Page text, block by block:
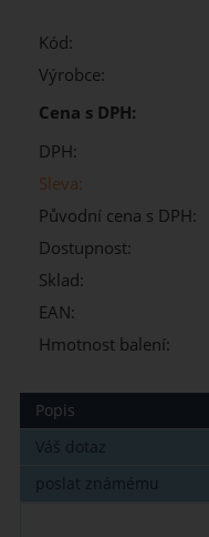
Kód:
Výrobce:
Cena s DPH:
DPH:
Sleva:
Původní cena s DPH:
Dostupnost:
Sklad:
EAN:
Hmotnost balení:
Popis
Váš dotaz
poslat známému